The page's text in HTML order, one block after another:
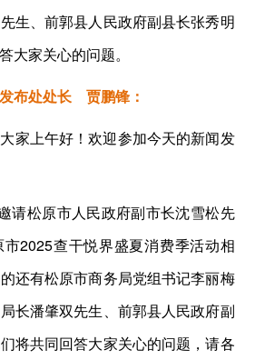
生、前郭县人民政府副县长张秀明
大家关心的问题。
布处处长 贾鹏锋：
家上午好！欢迎参加今天的新闻发
请松原市人民政府副市长沈雪松先
2025查干悦界盛夏消费季活动相
还有松原市商务局党组书记李丽梅
长潘肇双先生、前郭县人民政府副
将共同回答大家关心的问题，请各